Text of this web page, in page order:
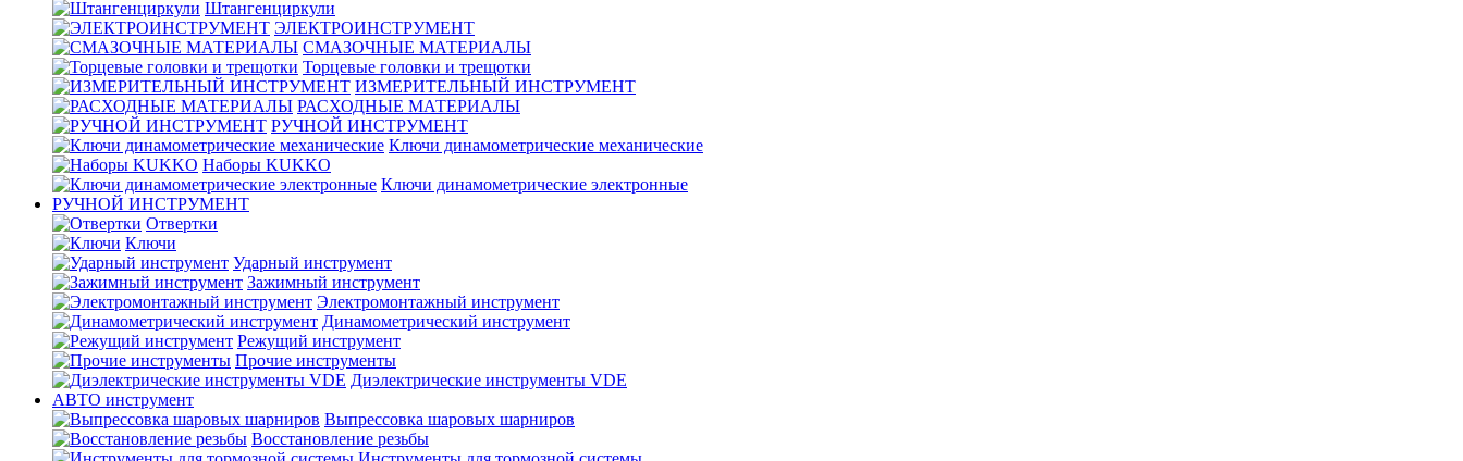
Штангенциркули
ЭЛЕКТРОИНСТРУМЕНТ
СМАЗОЧНЫЕ МАТЕРИАЛЫ
Торцевые головки и трещотки
ИЗМЕРИТЕЛЬНЫЙ ИНСТРУМЕНТ
РАСХОДНЫЕ МАТЕРИАЛЫ
РУЧНОЙ ИНСТРУМЕНТ
Ключи динамометрические механические
Наборы KUKKO
Ключи динамометрические электронные
РУЧНОЙ ИНСТРУМЕНТ
Отвертки
Ключи
Ударный инструмент
Зажимный инструмент
Электромонтажный инструмент
Динамометрический инструмент
Режущий инструмент
Прочие инструменты
Диэлектрические инструменты VDE
АВТО инструмент
Выпрессовка шаровых шарниров
Восстановление резьбы